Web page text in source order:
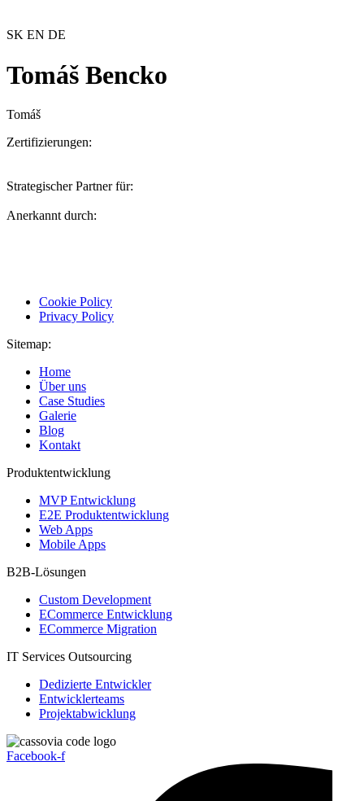
SK EN DE
Tomáš Bencko
Tomáš
Zertifizierungen:
Strategischer Partner für:
Anerkannt durch:
Cookie Policy
Privacy Policy
Sitemap:
Home
Über uns
Case Studies
Galerie
Blog
Kontakt
Produktentwicklung
MVP Entwicklung
E2E Produktentwicklung
Web Apps
Mobile Apps
B2B-Lösungen
Custom Development
ECommerce Entwicklung
ECommerce Migration
IT Services Outsourcing
Dedizierte Entwickler
Entwicklerteams
Projektabwicklung
Facebook-f